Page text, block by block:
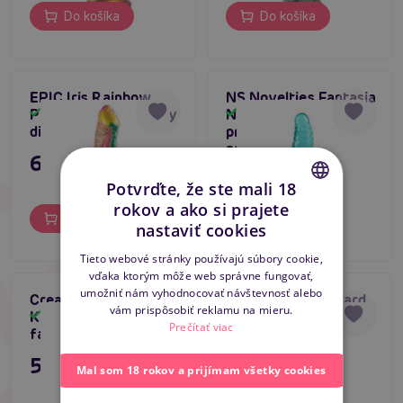
Do košíka Do košíka
EPIC Iris Rainbow
Pleasure, pes fantasy
dildo
Skladom
67,80 €
Do košíka
NS Novelties Fantasia
Nymph (Teal),
priehľadné dildo s
prísavkou
Do košíka
Creature Cocks Hell
Kiss Twisted Tongues,
fantasy monster dildo
59,80 €
Beasty Cocks Lizard
Peak, fantasy dildo
monštrá
Skladom
39,80 €
CZECH
ENGLISH
Potvrďte, že ste mali 18
rokov a ako si prajete
nastaviť cookies
Tieto webové stránky používajú súbory cookie,
vďaka ktorým môže web správne fungovať,
umožniť nám vyhodnocovať návštevnosť alebo
vám prispôsobiť reklamu na mieru.
Prečítať viac
Mal som 18 rokov a prijímam všetky cookies